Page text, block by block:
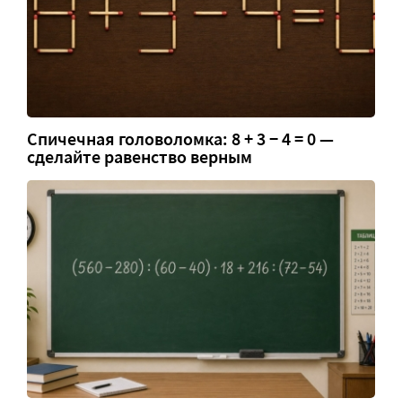
Спичечная головоломка: 8 + 3 − 4 = 0 —
сделайте равенство верным